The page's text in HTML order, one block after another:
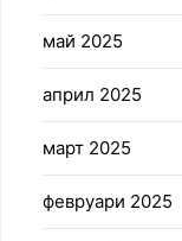
май 2025
април 2025
март 2025
февруари 2025